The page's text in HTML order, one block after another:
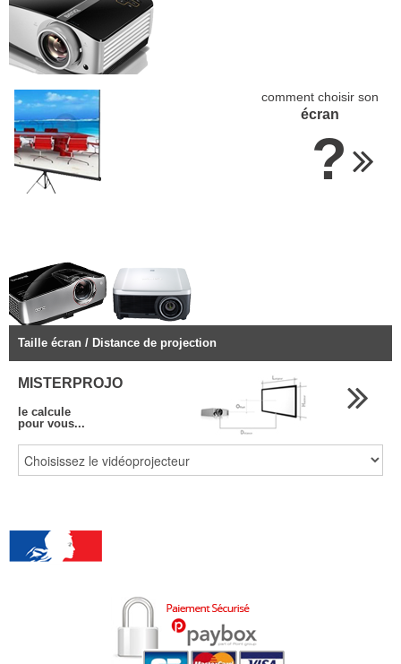
comment choisir son
écran
?
Taille écran / Distance de projection
MISTERPROJO
le calcule
pour vous...